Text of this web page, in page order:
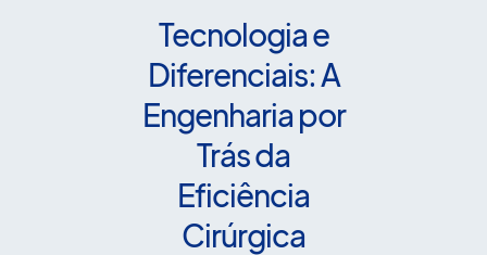
Tecnologia e
Diferenciais: A
Engenharia por
Trás da
Eficiência
Cirúrgica